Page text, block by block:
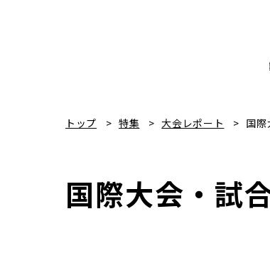
トップ 特集 大会レポート 国際
国際大会・試